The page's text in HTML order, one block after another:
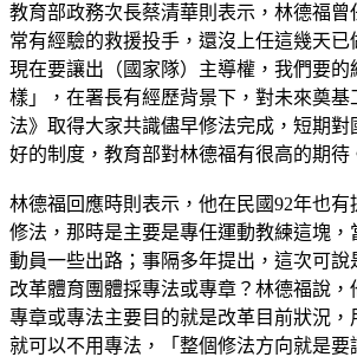
教育部政務次長蔡清華則表示，林德福曾
常有經驗的救援投手，還沒上任這幾天
現在要讓出（國家隊）主導權，我們要的
樣」，在署長有經歷背景下，對未來奠基
法》取得大家共識儘早修法完成，短期對
好的制度，教育部對林德福有很高的期待
林德福回應時則表示，他在民國92年也有
修法，那時是主要是專任運動教練這塊，
動員一些出路；事隔多年提出，這次可說
改革體育團體採專法或專章？林德福說，
專章或專法主要目的就是改革目前狀況，
就可以不用專法，「整個修法方向就是要